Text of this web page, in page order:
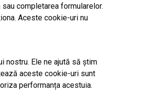
completarea formularelor.
Aceste cookie-uri nu
nostru. Ele ne ajută să știm
aceste cookie-uri sunt
performanța acestuia.